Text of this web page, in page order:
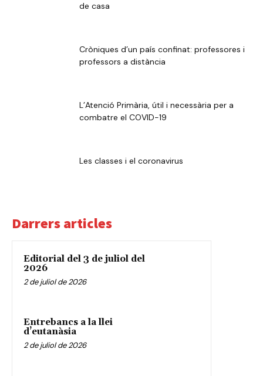
de casa
Cròniques d’un país confinat: professores i
professors a distància
L’Atenció Primària, útil i necessària per a
combatre el COVID-19
Les classes i el coronavirus
Darrers articles
Editorial del 3 de juliol del
2026
2 de juliol de 2026
Entrebancs a la llei
d’eutanàsia
2 de juliol de 2026